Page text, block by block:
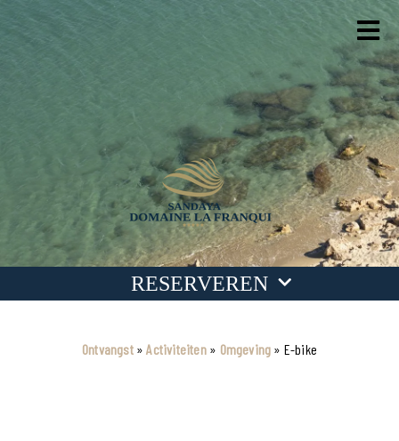
RESERVEREN
Ontvangst»Activiteiten» Omgeving » E-bike